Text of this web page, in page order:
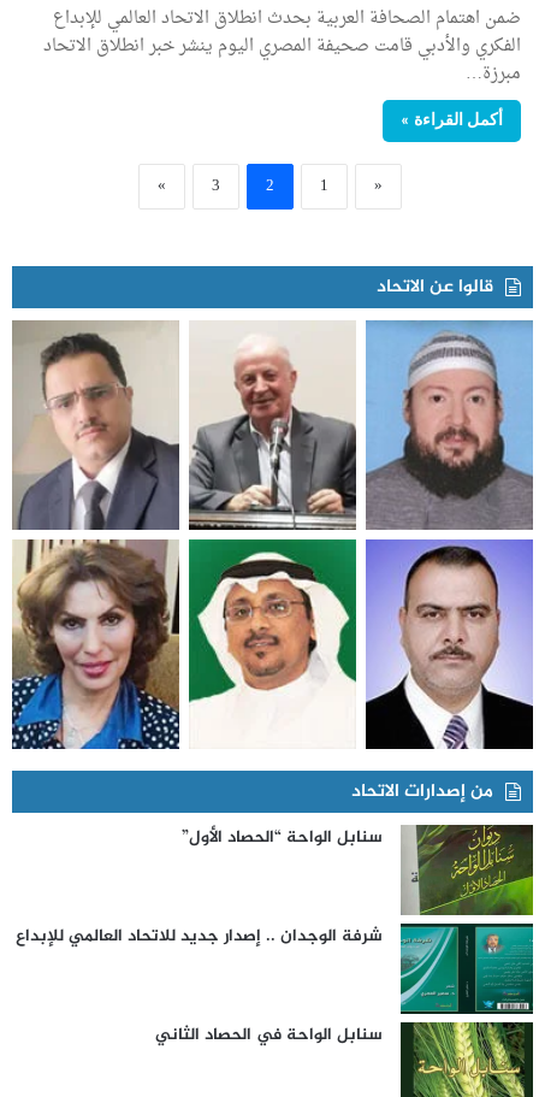
ضمن اهتمام الصحافة العربية بحدث انطلاق الاتحاد العالمي للإبداع
الفكري والأدبي قامت صحيفة المصري اليوم ينشر خبر انطلاق الاتحاد
مبرزة…
أكمل القراءة »
«
1
2
3
»
قالوا عن الاتحاد
من إصدارات الاتحاد
سنابل الواحة “الحصاد الأول”
شرفة الوجدان .. إصدار جديد للاتحاد العالمي للإبداع
سنابل الواحة في الحصاد الثاني